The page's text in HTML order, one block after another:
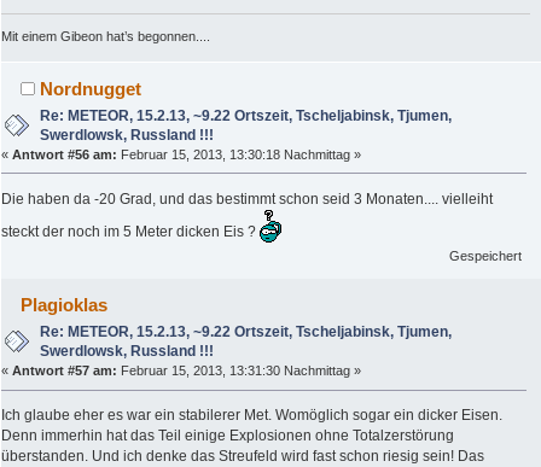
Mit einem Gibeon hat’s begonnen....
Nordnugget
Re: METEOR, 15.2.13, ~9.22 Ortszeit, Tscheljabinsk, Tjumen,
Swerdlowsk, Russland !!!
« Antwort #56 am: Februar 15, 2013, 13:30:18 Nachmittag »
Die haben da -20 Grad, und das bestimmt schon seid 3 Monaten.... vielleiht
steckt der noch im 5 Meter dicken Eis ?
Gespeichert
Plagioklas
Re: METEOR, 15.2.13, ~9.22 Ortszeit, Tscheljabinsk, Tjumen,
Swerdlowsk, Russland !!!
« Antwort #57 am: Februar 15, 2013, 13:31:30 Nachmittag »
Ich glaube eher es war ein stabilerer Met. Womöglich sogar ein dicker Eisen.
Denn immerhin hat das Teil einige Explosionen ohne Totalzerstörung
überstanden. Und ich denke das Streufeld wird fast schon riesig sein! Das